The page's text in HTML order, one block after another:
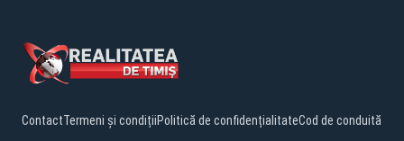
ContactTermeni și condițiiPolitică de confidențialitateCod de conduită